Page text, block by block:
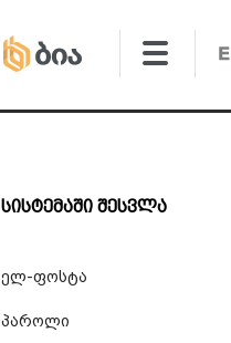
Სისტემაში Შესვლა
ელ-ფოსტა
პაროლი